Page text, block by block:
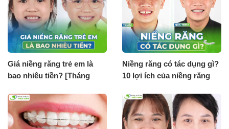
Giá niềng răng trẻ em là
bao nhiêu tiền? [Tháng
Niềng răng có tác dụng gì?
10 lợi ích của niềng răng